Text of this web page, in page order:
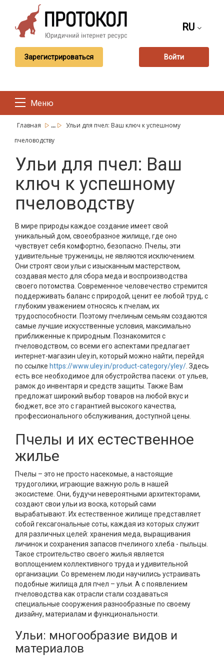
RU
Зарегистрироваться Войти
Меню
Главная ...
Ульи для пчел: Ваш ключ к успешному
пчеловодству
Ульи для пчел: Ваш
ключ к успешному
пчеловодству
В мире природы каждое создание имеет свой
уникальный дом, своеобразное жилище, где оно
чувствует себя комфортно, безопасно. Пчелы, эти
удивительные труженицы, не являются исключением.
Они строят свои ульи с изысканным мастерством,
создавая место для сбора меда и воспроизводства
своего потомства. Современное человечество стремится
поддерживать баланс с природой, ценит ее любой труд, с
глубоким уважением относясь к пчелам, их
трудоспособности. Поэтому пчелиным семьям создаются
самые лучшие искусственные условия, максимально
приближенные к природным. Познакомится с
пчеловодством, со всеми его аспектами предлагает
интернет-магазин uley.in, который можно найти, перейдя
по ссылке https://www.uley.in/product-category/yley/ . Здесь
есть все необходимое для обустройства пасеки: от ульев,
рамок до инвентаря и средств защиты. Также Вам
предложат широкий выбор товаров на любой вкус и
бюджет, все это с гарантией высокого качества,
профессионального обслуживания, доступной цены.
Пчелы и их естественное
жилье
Пчелы – это не просто насекомые, а настоящие
трудоголики, играющие важную роль в нашей
экосистеме. Они, будучи невероятными архитекторами,
создают свои ульи из воска, который сами
вырабатывают. Их естественное жилище представляет
собой гексагональные соты, каждая из которых служит
для различных целей: хранения меда, выращивания
личинок и сохранения запасов пчелиного хлеба - пыльцы.
Такое строительство своего жилья является
воплощением коллективного труда и удивительной
организации. Со временем люди научились устраивать
подобные жилища для пчел – ульи. А с появлением
пчеловодства как отрасли стали создаваться
специальные сооружения разнообразные по своему
дизайну, материалам и функциональности.
Ульи: многообразие видов и
материалов